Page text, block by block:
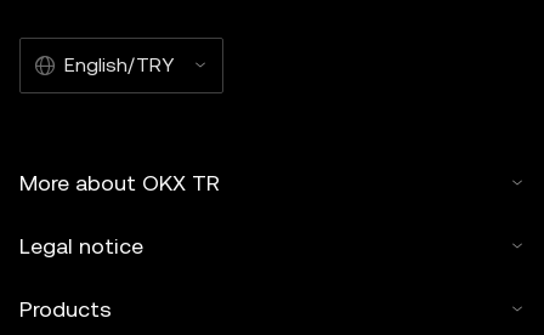
English/TRY
More about OKX TR
Legal notice
Products